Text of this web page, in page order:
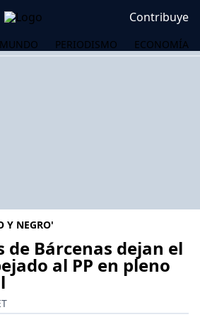
Contribuye
MUNDO PERIODISMO ECONOMÍA
Y NEGRO'
de Bárcenas dejan el
al PP en pleno